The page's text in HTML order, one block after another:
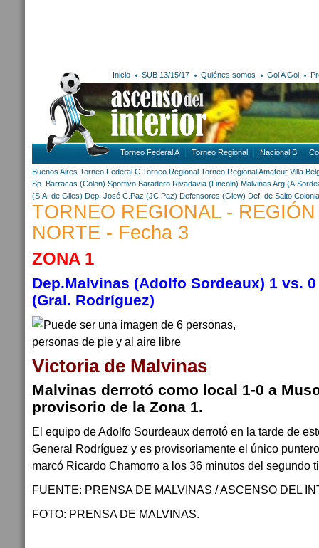
Inicio SUB 13/15/17 Quiénes somos Gol A Gol
Torneo Federal A Torneo Regional Nacional B
Buenos Aires Torneo Federal C Torneo Regional Torneo Regional Amateur Villa
Sp. Barracas (Colon) Sportivo Baradero Rivadavia (Lincoln) Malvinas
(S.A. de Giles) Dep. José C.Paz (JC Paz) Defensores (Glew) Def. de Salto
TORNEO REGIONAL -
NORTE - Fecha 3
ZONA 1
Dep.Malvinas (Adolfo Sordeaux) 1 vs.
(Gral. Rodríguez)
Victoria de Malvinas
Malvinas derrotó como local 1-0 a
provisorio de la Zona 1.
El equipo de Adolfo Sourdeaux derrotó en la tarde de
General Rodríguez y es provisoriamente el único
marcó Ricardo Chamorro a los 36 minutos del segundo
FUENTE: PRENSA DE MALVINAS / ASCENSO DEL
FOTO: PRENSA DE MALVINAS.